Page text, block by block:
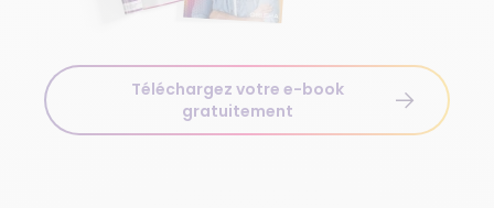
Téléchargez votre e-book
gratuitement